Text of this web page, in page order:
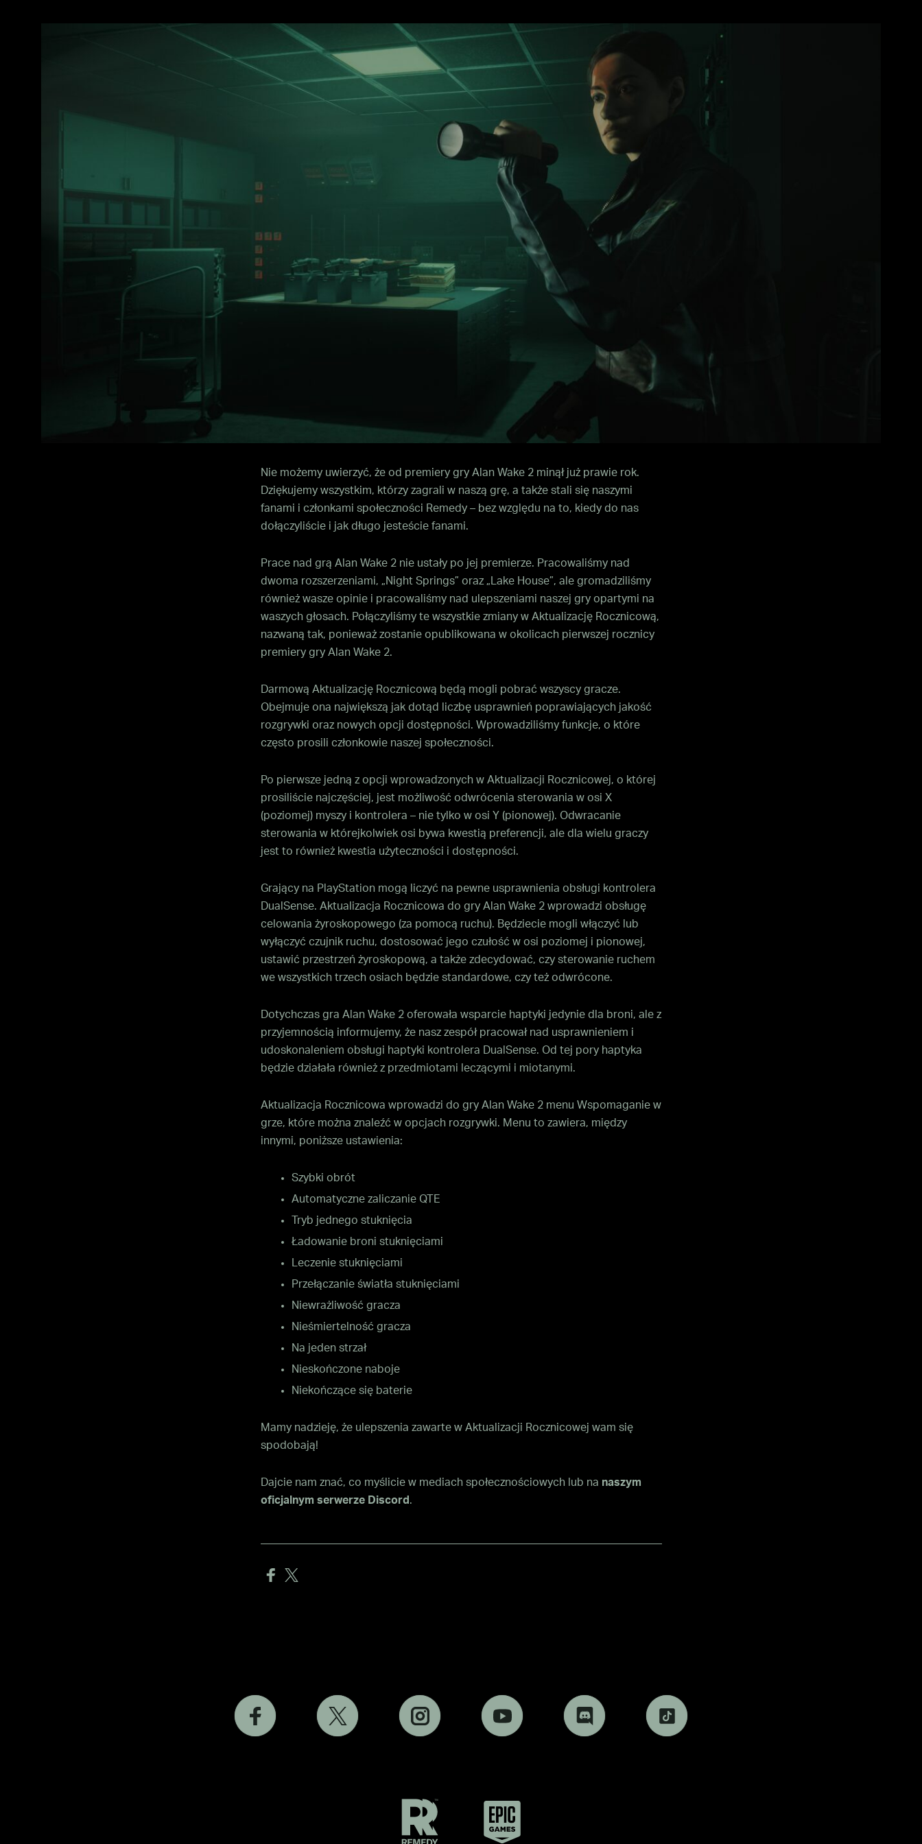
Nie możemy uwierzyć, że od premiery gry Alan Wake 2 minął już prawie rok.
Dziękujemy wszystkim, którzy zagrali w naszą grę, a także stali się naszymi
fanami i członkami społeczności Remedy – bez względu na to, kiedy do nas
dołączyliście i jak długo jesteście fanami.
Prace nad grą Alan Wake 2 nie ustały po jej premierze. Pracowaliśmy nad
dwoma rozszerzeniami, „Night Springs” oraz „Lake House”, ale gromadziliśmy
również wasze opinie i pracowaliśmy nad ulepszeniami naszej gry opartymi na
waszych głosach. Połączyliśmy te wszystkie zmiany w Aktualizację Rocznicową,
nazwaną tak, ponieważ zostanie opublikowana w okolicach pierwszej rocznicy
premiery gry Alan Wake 2.
Darmową Aktualizację Rocznicową będą mogli pobrać wszyscy gracze.
Obejmuje ona największą jak dotąd liczbę usprawnień poprawiających jakość
rozgrywki oraz nowych opcji dostępności. Wprowadziliśmy funkcje, o które
często prosili członkowie naszej społeczności.
Po pierwsze jedną z opcji wprowadzonych w Aktualizacji Rocznicowej, o której
prosiliście najczęściej, jest możliwość odwrócenia sterowania w osi X
(poziomej) myszy i kontrolera – nie tylko w osi Y (pionowej). Odwracanie
sterowania w którejkolwiek osi bywa kwestią preferencji, ale dla wielu graczy
jest to również kwestia użyteczności i dostępności.
Grający na PlayStation mogą liczyć na pewne usprawnienia obsługi kontrolera
DualSense. Aktualizacja Rocznicowa do gry Alan Wake 2 wprowadzi obsługę
celowania żyroskopowego (za pomocą ruchu). Będziecie mogli włączyć lub
wyłączyć czujnik ruchu, dostosować jego czułość w osi poziomej i pionowej,
ustawić przestrzeń żyroskopową, a także zdecydować, czy sterowanie ruchem
we wszystkich trzech osiach będzie standardowe, czy też odwrócone.
Dotychczas gra Alan Wake 2 oferowała wsparcie haptyki jedynie dla broni, ale z
przyjemnością informujemy, że nasz zespół pracował nad usprawnieniem i
udoskonaleniem obsługi haptyki kontrolera DualSense. Od tej pory haptyka
będzie działała również z przedmiotami leczącymi i miotanymi.
Aktualizacja Rocznicowa wprowadzi do gry Alan Wake 2 menu Wspomaganie w
grze, które można znaleźć w opcjach rozgrywki. Menu to zawiera, między
innymi, poniższe ustawienia:
Szybki obrót
Automatyczne zaliczanie QTE
Tryb jednego stuknięcia
Ładowanie broni stuknięciami
Leczenie stuknięciami
Przełączanie światła stuknięciami
Niewrażliwość gracza
Nieśmiertelność gracza
Na jeden strzał
Nieskończone naboje
Niekończące się baterie
Mamy nadzieję, że ulepszenia zawarte w Aktualizacji Rocznicowej wam się
spodobają!
Dajcie nam znać, co myślicie w mediach społecznościowych lub na naszym
oficjalnym serwerze Discord .
Remedy
Epic
Games